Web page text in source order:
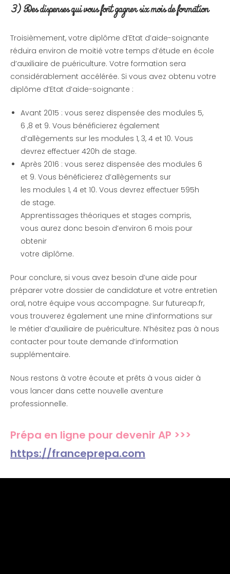
3) Des dispenses qui vous font gagner six mois de formation
Troisièmement, votre diplôme d’Etat d’aide-soignante
réduira environ de moitié votre temps d’étude en école
d’auxiliaire de puériculture. Votre formation sera
considérablement accélérée. Si vous avez obtenu votre
diplôme d’Etat d’aide-soignante :
Avant 2015 : vous serez dispensée des modules 5,
6 ,8 et 9. Vous bénéficierez également
d’allègements sur les modules 1, 3, 4 et 10. Vous
devrez effectuer 420h de stage.
Après 2016 : vous serez dispensée des modules 6
et 9. Vous bénéficierez d’allègements sur
les modules 1, 4 et 10. Vous devrez effectuer 595h
de stage.
Apprentissages théoriques et stages compris,
vous aurez donc besoin d’environ 6 mois pour
obtenir
votre diplôme.
Pour conclure, si vous avez besoin d’une aide pour
préparer votre dossier de candidature et votre entretien
oral, notre équipe vous accompagne. Sur futureap.fr,
vous trouverez également une mine d’informations sur
le métier d’auxiliaire de puériculture. N’hésitez pas à nous
contacter pour toute demande d’information
supplémentaire.
Nous restons à votre écoute et prêts à vous aider à
vous lancer dans cette nouvelle aventure
professionnelle.
Prépa en ligne pour devenir AP >>>
https://franceprepa.com